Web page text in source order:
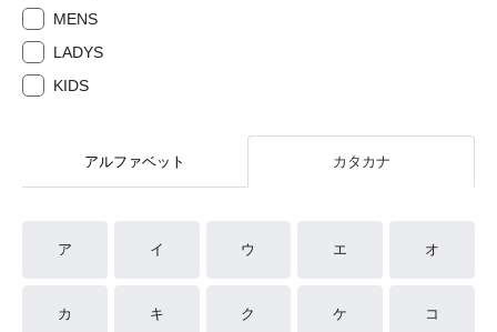
MENS
LADYS
KIDS
アルファベット カタカナ
ア イ ウ エ オ
カ キ ク ケ コ